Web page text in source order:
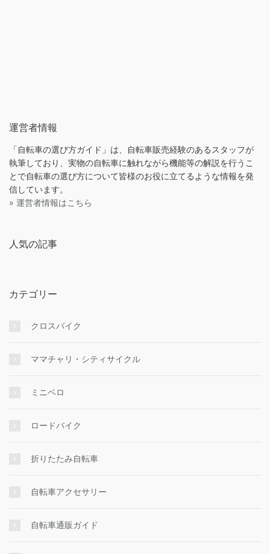
運営者情報
「自転車の選び方ガイド」は、自転車販売経験のあるスタッフが
執筆しており、実物の自転車に触れながら機能等の解説を行うこ
とで自転車の選び方について皆様のお役に立てるような情報を発
信しています。
» 運営者情報はこちら
人気の記事
カテゴリー
クロスバイク
ママチャリ・シティサイクル
ミニベロ
ロードバイク
折りたたみ自転車
自転車アクセサリー
自転車通販ガイド